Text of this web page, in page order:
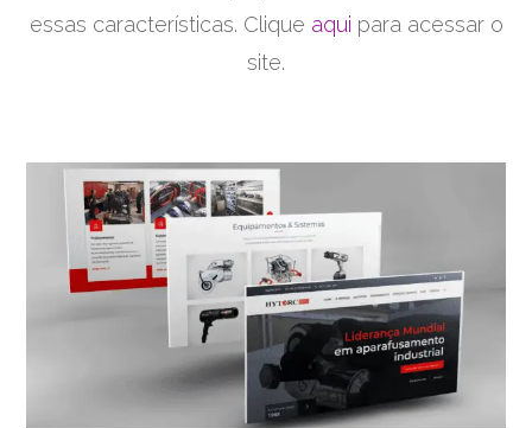
essas características. Clique aqui para acessar o
site.